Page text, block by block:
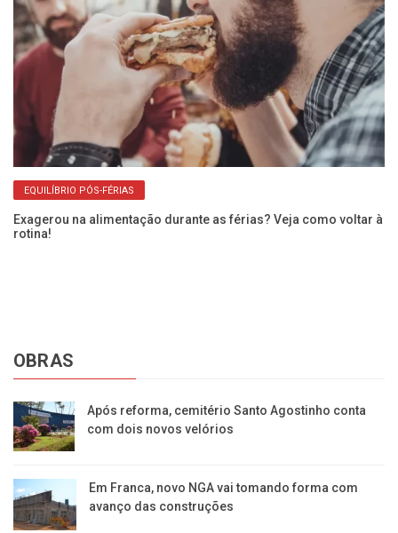
EQUILÍBRIO PÓS-FÉRIAS
Exagerou na alimentação durante as férias? Veja como voltar à
rotina!
OBRAS
Após reforma, cemitério Santo Agostinho conta
com dois novos velórios
Em Franca, novo NGA vai tomando forma com
avanço das construções